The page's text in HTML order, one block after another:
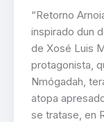
“Retorno
inspirado dun
de Xosé Luis
protagonista,
Nmógadah,
atopa
se tratase, en